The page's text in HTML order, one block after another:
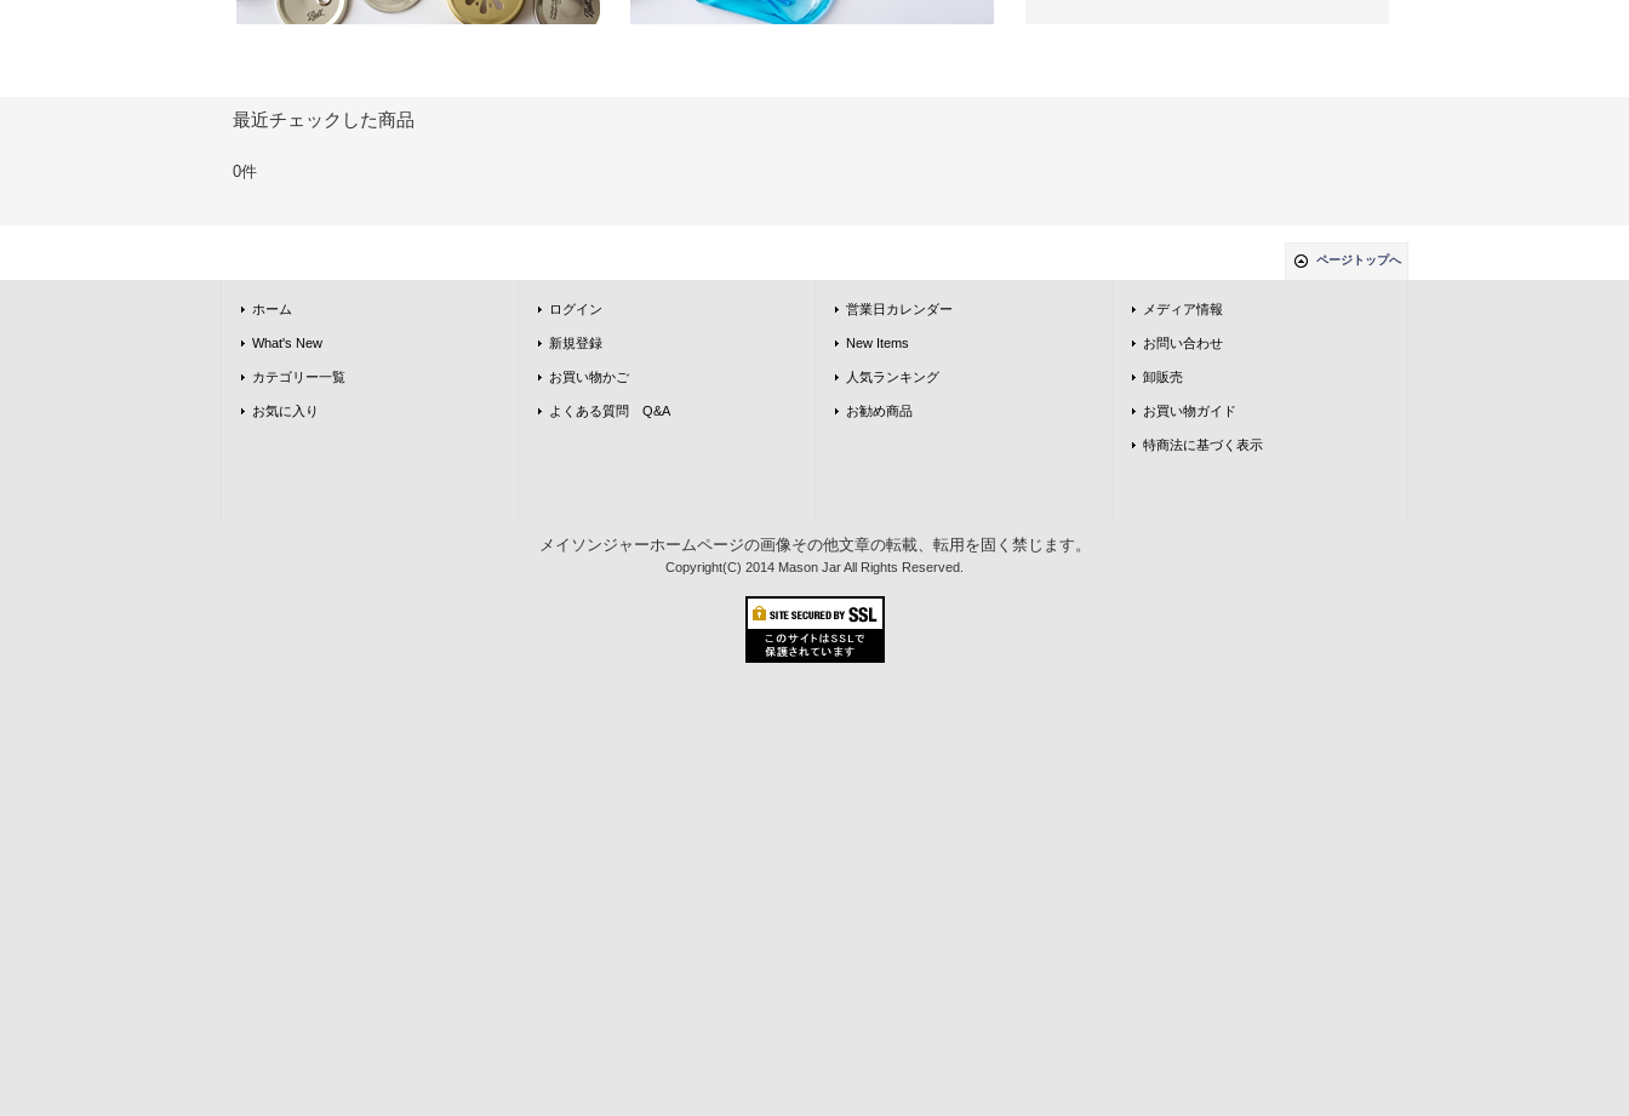
最近チェックした商品
0件
ページトップへ
ホーム
What's New
カテゴリー一覧
お気に入り
ログイン
新規登録
お買い物かご
よくある質問 Q&A
営業日カレンダー
New Items
人気ランキング
お勧め商品
メディア情報
お問い合わせ
卸販売
お買い物ガイド
特商法に基づく表示
メイソンジャーホームページの画像その他文章の転載、転用を固く禁じます。
Copyright(C) 2014 Mason Jar All Rights Reserved.